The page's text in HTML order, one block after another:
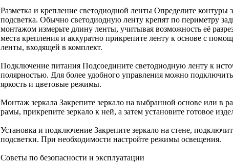
Разметка и крепление светодиодной ленты Определите контуры
подсветка. Обычно светодиодную ленту крепят по периметру
монтажом измерьте длину ленты, учитывая возможность её
места крепления и аккуратно прикрепите ленту к основе с
ленты, входящей в комплект.
Подключение питания Подсоедините светодиодную ленту к
полярностью. Для более удобного управления можно
яркость и цветовые режимы.
Монтаж зеркала Закрепите зеркало на выбранной основе или в
рамы, прикрепите зеркало к ней, а затем установите готовое
Установка и подключение Закрепите зеркало на стене,
подсветки. При необходимости настройте режимы освещения.
Советы по безопасности и эксплуатации